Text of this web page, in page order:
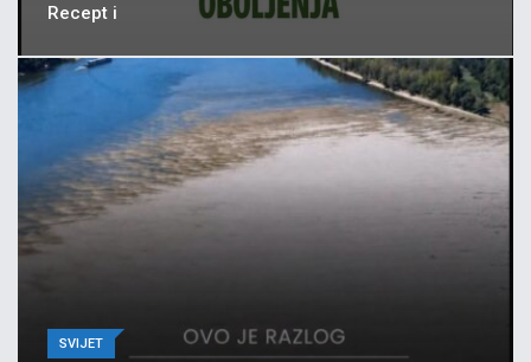
Recept i
SVIJET